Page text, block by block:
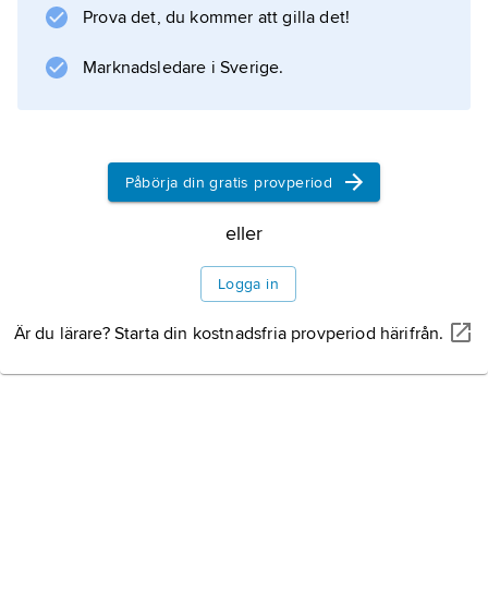
Prova det, du kommer att gilla det!
Marknadsledare i Sverige.
Påbörja din gratis provperiod
eller
Logga in
Är du lärare? Starta din kostnadsfria provperiod härifrån.